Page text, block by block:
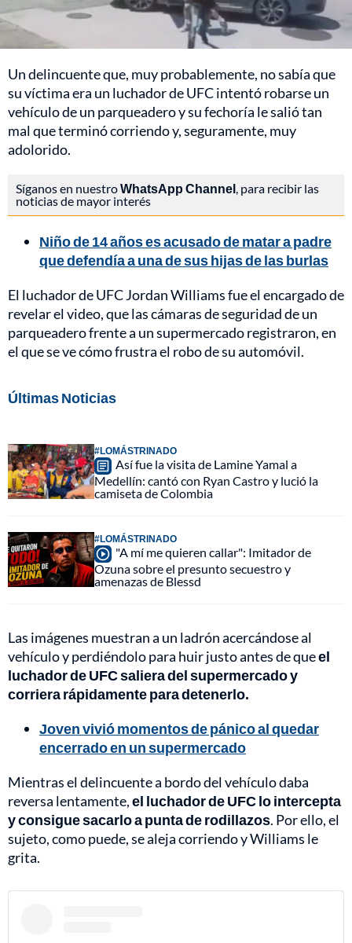
Un delincuente que, muy probablemente, no sabía que
su víctima era un luchador de UFC intentó robarse un
vehículo de un parqueadero y su fechoría le salió tan
mal que terminó corriendo y, seguramente, muy
adolorido.
Síganos en nuestroWhatsApp Channel, para recibir las
noticias de mayor interés
Niño de 14 años es acusado de matar a padre
que defendía a una de sus hijas de las burlas
El luchador de UFC Jordan Williams fue el encargado de
revelar el video, que las cámaras de seguridad de un
parqueadero frente a un supermercado registraron, en
el que se ve cómo frustra el robo de su automóvil.
Últimas Noticias
#LOMÁSTRINADO
Así fue la visita de Lamine Yamal a
Medellín: cantó con Ryan Castro y lució la
camiseta de Colombia
#LOMÁSTRINADO
"A mí me quieren callar": Imitador de
Ozuna sobre el presunto secuestro y
amenazas de Blessd
Las imágenes muestran a un ladrón acercándose al
vehículo y perdiéndolo para huir justo antes de queel
luchador de UFC saliera del supermercado y
corriera rápidamente para detenerlo.
Joven vivió momentos de pánico al quedar
encerrado en un supermercado
Mientras el delincuente a bordo del vehículo daba
reversa lentamente,el luchador de UFC lo intercepta
y consigue sacarlo a punta de rodillazos. Por ello, el
sujeto, como puede, se aleja corriendo y Williams le
grita.